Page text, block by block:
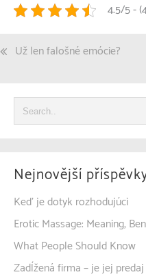
4.5/5 -
Navigace
příspěvek
Už len falošné emócie?
Nejnovější
Keď je dotyk rozhodujúci
Erotic Massage: Meaning,
What People Should Know
Zadĺžená firma – je jej